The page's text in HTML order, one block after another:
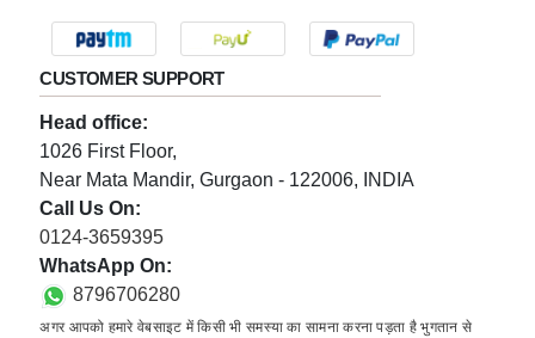
R ★★★★★
here sir bless me
G ★★★★★
Tuesday, 16 August 2022
very good advise thanx sir
CUSTOMER SUPPORT
Head office:
1026 First Floor,
Near Mata Mandir, Gurgaon - 122006, INDIA
Call Us On:
0124-3659395
WhatsApp On:
8796706280
अगर आपको हमारे वेबसाइट में किसी भी समस्या का सामना करना पड़ता है भुगतान से